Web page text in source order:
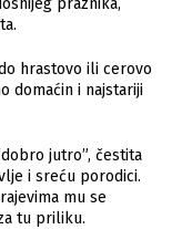
hrastovo ili cerovo
domaćin i najstariji
jutro”, čestita
i sreću porodici.
mu se
tu priliku.